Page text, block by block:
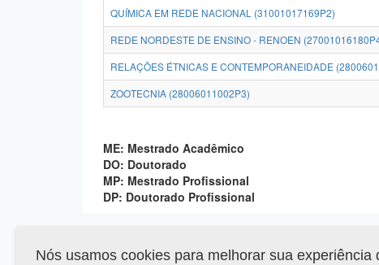
QUÍMICA EM REDE NACIONAL (31001017169P2)
REDE NORDESTE DE ENSINO - RENOEN
RELAÇÕES ÉTNICAS E CONTEMPORANEIDADE
ZOOTECNIA (28006011002P3)
ME: Mestrado Acadêmico
DO: Doutorado
MP: Mestrado Profissional
DP: Doutorado Profissional
Nós usamos cookies para melhorar sua